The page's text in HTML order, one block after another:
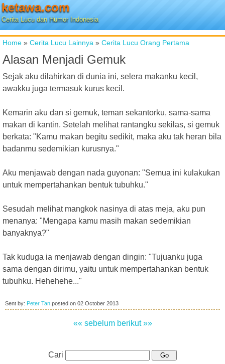
ketawa.com
Cerita Lucu dan Humor Indonesia
Home » Cerita Lucu Lainnya » Cerita Lucu Orang Pertama
Alasan Menjadi Gemuk
Sejak aku dilahirkan di dunia ini, selera makanku kecil,
awakku juga termasuk kurus kecil.
Kemarin aku dan si gemuk, teman sekantorku, sama-sama
makan di kantin. Setelah melihat rantangku sekilas, si gemuk
berkata: "Kamu makan begitu sedikit, maka aku tak heran bila
badanmu sedemikian kurusnya."
Aku menjawab dengan nada guyonan: "Semua ini kulakukan
untuk mempertahankan bentuk tubuhku."
Sesudah melihat mangkok nasinya di atas meja, aku pun
menanya: "Mengapa kamu masih makan sedemikian
banyaknya?"
Tak kuduga ia menjawab dengan dingin: "Tujuanku juga
sama dengan dirimu, yaitu untuk mempertahankan bentuk
tubuhku. Hehehehe..."
Sent by: Peter Tan posted on 02 October 2013
«« sebelum berikut »»
Cari